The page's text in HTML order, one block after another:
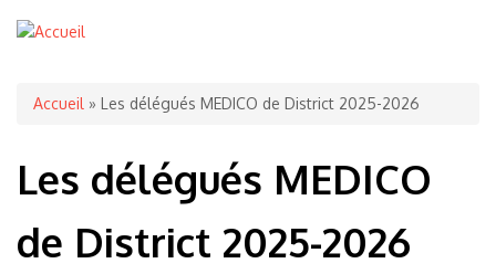
Vous êtes ici
Accueil » Les délégués MEDICO de District 2025-2026
Les délégués MEDICO
de District 2025-2026